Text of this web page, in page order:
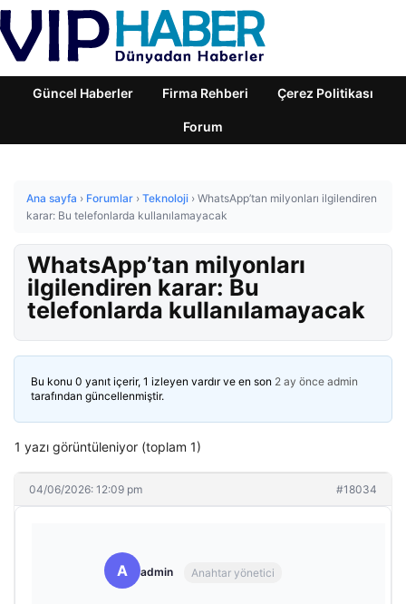
Güncel Haberler Firma Rehberi Çerez Politikası
Forum
Ana sayfa › Forumlar › Teknoloji › WhatsApp’tan milyonları ilgilendiren
karar: Bu telefonlarda kullanılamayacak
WhatsApp’tan milyonları
ilgilendiren karar: Bu
telefonlarda kullanılamayacak
Bu konu 0 yanıt içerir, 1 izleyen vardır ve en son 2 ay önce admin
tarafından güncellenmiştir.
1 yazı görüntüleniyor (toplam 1)
04/06/2026: 12:09 pm #18034
A admin Anahtar yönetici